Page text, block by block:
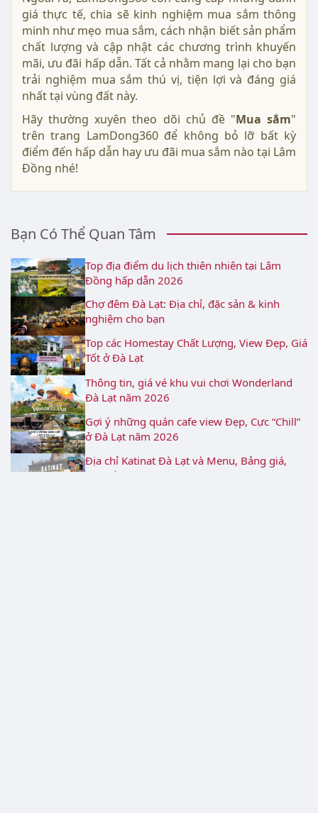
giá thực tế, chia sẽ kinh nghiệm mua sắm thông
minh như mẹo mua sắm, cách nhận biết sản phẩm
chất lượng và cập nhật các chương trình khuyến
mãi, ưu đãi hấp dẫn. Tất cả nhằm mang lại cho bạn
trải nghiệm mua sắm thú vị, tiện lợi và đáng giá
nhất tại vùng đất này.
Hãy thường xuyên theo dõi chủ đề "Mua sắm"
trên trang LamDong360 để không bỏ lỡ bất kỳ
điểm đến hấp dẫn hay ưu đãi mua sắm nào tại Lâm
Đồng nhé!
Bạn Có Thể Quan Tâm
Top địa điểm du lịch thiên nhiên tại Lâm
Đồng hấp dẫn 2026
Chợ đêm Đà Lạt: Địa chỉ, đặc sản & kinh
nghiệm cho bạn
Top các Homestay Chất Lượng, View Đẹp, Giá
Tốt ở Đà Lạt
Thông tin, giá vé khu vui chơi Wonderland
Đà Lạt năm 2026
Gợi ý những quán cafe view Đẹp, Cực “Chill”
ở Đà Lạt năm 2026
Địa chỉ Katinat Đà Lạt và Menu, Bảng giá,
Khuyến mãi 2026